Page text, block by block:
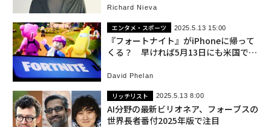
Richard Nieva
エンタメ・スポーツ 2025.5.13 15:00
『フォートナイト』がiPhoneに帰って
くる？ 早ければ5月13日にも米国で復
David Phelan
リッチリスト 2025.5.13 8:00
AI分野の最新ビリオネア、フォーブスの
世界長者番付2025年版で注目